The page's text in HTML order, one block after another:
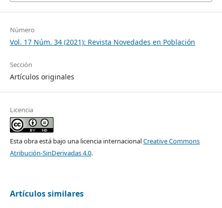
Número
Vol. 17 Núm. 34 (2021): Revista Novedades en Población
Sección
Artículos originales
Licencia
Esta obra está bajo una licencia internacionalCreative Commons
Atribución-SinDerivadas 4.0.
Artículos similares